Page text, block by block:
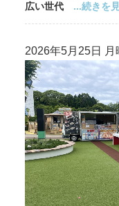
広い世代 ...続きを
2026年5月25日 月